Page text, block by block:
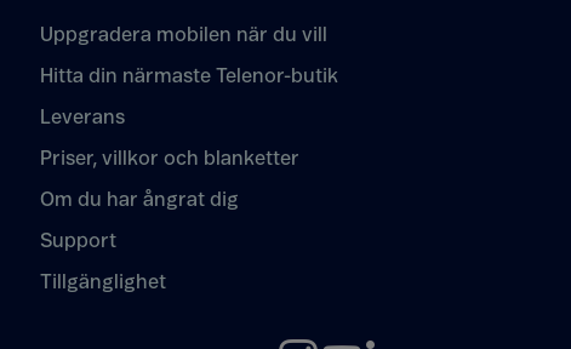
Uppgradera mobilen när du vill
Hitta din närmaste Telenor-butik
Leverans
Priser, villkor och blanketter
Om du har ångrat dig
Support
Tillgänglighet